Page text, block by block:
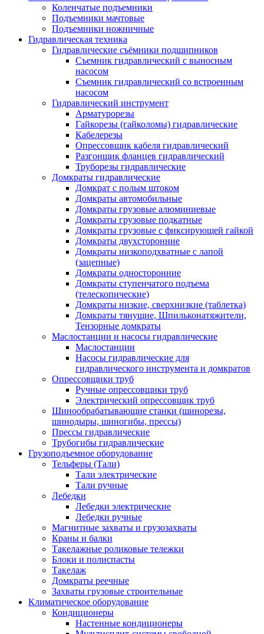
Коленчатые подъемники
Подъемники мачтовые
Подъемники ножничные
Гидравлическая техника
Гидравлические съёмники подшипников
Съемник гидравлический с выносным
насосом
Съемник гидравлический со встроенным
насосом
Гидравлический инструмент
Арматурорезы
Гайкорезы (гайколомы) гидравлические
Кабелерезы
Опрессовщик кабеля гидравлический
Разгонщик фланцев гидравлический
Труборезы гидравлические
Домкраты гидравлические
Домкрат с полым штоком
Домкраты автомобильные
Домкраты грузовые алюминиевые
Домкраты грузовые подкатные
Домкраты грузовые с фиксирующей гайкой
Домкраты двухсторонние
Домкраты низкоподхватные с лапой
(зацепные)
Домкраты односторонние
Домкраты ступенчатого подъема
(телескопические)
Домкраты низкие, сверхнизкие (таблетка)
Домкраты тянущие, Шпильконатяжители,
Тензорные домкраты
Маслостанции и насосы гидравлические
Маслостанции
Насосы гидравлические для
гидравлического инструмента и домкратов
Опрессовщики труб
Ручные опрессовщики труб
Электрический опрессовщик труб
Шинообрабатывающие станки (шинорезы,
шинодыры, шиногибы, прессы)
Прессы гидравлические
Трубогибы гидравлические
Грузоподъемное оборудование
Тельферы (Тали)
Тали электрические
Тали ручные
Лебедки
Лебедки электрические
Лебедки ручные
Магнитные захваты и грузозахваты
Краны и балки
Такелажные роликовые тележки
Блоки и полиспасты
Такелаж
Домкраты реечные
Захваты грузовые строительные
Климатическое оборудование
Кондиционеры
Настенные кондиционеры